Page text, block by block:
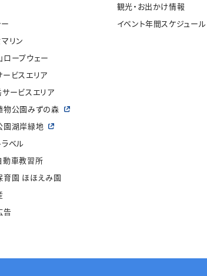
リン
ロープウェー
ービスエリア
サービスエリア
物公園みずの森
園湖岸緑地
ベル
動車教習所
育園 ほほえみ園
告
観光・お出かけ情報
イベント年間スケジュール